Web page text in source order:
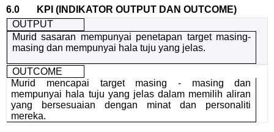
6.0 KPI (INDIKATOR OUTPUT DAN OUTCOME)
OUTPUT
Murid sasaran mempunyai penetapan target masing-
masing dan mempunyai hala tuju yang jelas.
OUTCOME
Murid mencapai target masing - masing dan
mempunyai hala tuju yang jelas dalam memilih aliran
yang bersesuaian dengan minat dan personaliti
mereka.